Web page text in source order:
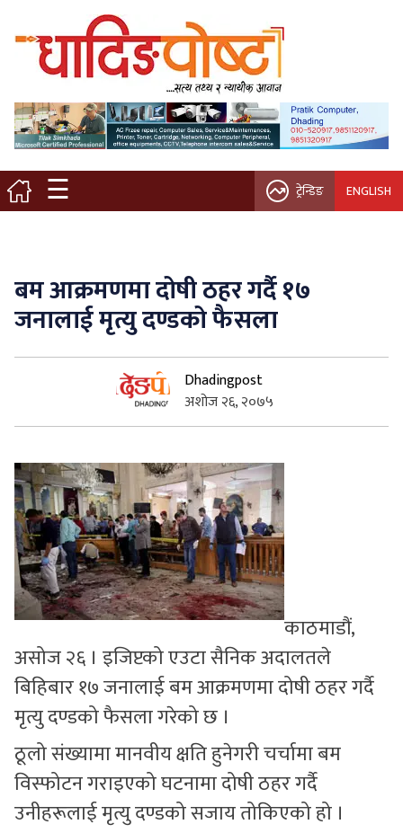
☰
मुख्य पृष्ठ
स्थानीय समाचार
विचार / ब्लग
नगर/गाउँ पालिका
कृषि/सहकारी
साहित्य / संस्कृति
सुचनाहरु
स्वास्थ्य
भिडियो
ट्रेन्डिङ ENGLISH
बम आक्रमणमा दोषी ठहर गर्दै १७
जनालाई मृत्यु दण्डको फैसला
Dhadingpost
अशोज २६, २०७५
काठमाडौं,
असोज २६ । इजिप्टको एउटा सैनिक अदालतले
बिहिबार १७ जनालाई बम आक्रमणमा दोषी ठहर गर्दै
मृत्यु दण्डको फैसला गरेको छ ।
ठूलो संख्यामा मानवीय क्षति हुनेगरी चर्चामा बम
विस्फोटन गराइएको घटनामा दोषी ठहर गर्दै
उनीहरूलाई मृत्यु दण्डको सजाय तोकिएको हो ।